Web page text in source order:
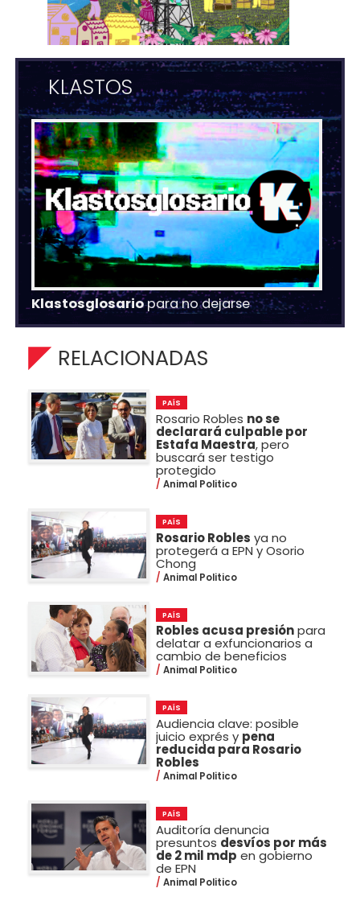
KLASTOS
Klastosglosariopara no dejarse
RELACIONADAS
PAÍS
Rosario Robles no se
declarará culpable por
Estafa Maestra, pero
buscará ser testigo
protegido
Animal Politico
PAÍS
Rosario Robles ya no
protegerá a EPN y Osorio
Chong
Animal Politico
PAÍS
Robles acusa presiónpara
delatar a exfuncionarios a
cambio de beneficios
Animal Politico
PAÍS
Audiencia clave: posible
juicio exprés y pena
reducida para Rosario
Robles
Animal Politico
PAÍS
Auditoría denuncia
presuntos desvíos por más
de 2 mil mdp en gobierno
de EPN
Animal Politico